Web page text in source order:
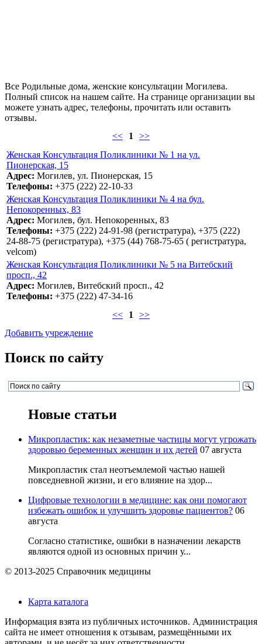
Все Родильные дома, женские консультации Могилева.
Полный список на нашем сайте. На странице организации вы
можете узнать адрес, телефоны, прочитать или оставить
отзывы.
<<
1 >>
Женская Консультация Поликлиники № 1 на ул.
Пионерская, 15
Адрес: Могилев, ул. Пионерская, 15
Телефоны: +375 (222) 22-10-33
Женская Консультация Поликлиники № 4 на бул.
Непокоренных, 83
Адрес: Могилев, бул. Непокоренных, 83
Телефоны: +375 (222) 24-91-98 (регистратура), +375 (222)
24-88-75 (регистратура), +375 (44) 768-75-65 ( регистратура,
velcom)
Женская Консультация Поликлиники № 5 на Витебский
просп., 42
Адрес: Могилев, Витебский просп., 42
Телефоны: +375 (222) 47-34-16
<<
1 >>
Добавить учреждение
Поиск по сайту
Новые статьи
Микропластик: как незаметные частицы могут угрожать
здоровью беременных женщин и их детей 07 августа
Микропластик стал неотъемлемой частью нашей
повседневной жизни, и его влияние на здор...
Цифровые технологии в медицине: как они помогают
избежать ошибок и улучшить здоровье пациентов? 06
августа
Согласно статистике, ошибки в назначении лекарств
являются одной из основных причин у...
© 2013-2025 Справочник медицины
Карта каталога
Информация взята из публичных источников. Администрация
сайта не имеет отношения к отзывам, размещёнными их